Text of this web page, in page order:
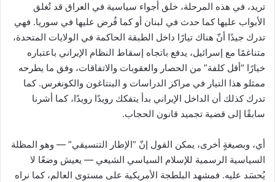
تريد، في هذه المرحلة، خلق أجواء سياسية في العراق قد تُغلق
الأبواب عليها كما حدث في لبنان أو كما فُرض عليها في سوريا. فهي
تدرك جيدًا أنّ هناك تيارًا داخل الطبقة الحاكمة في الولايات المتحدة،
متناغمًا مع إسرائيل، يدفع باتجاه إسقاط النظام الإيراني باعتباره
خيارًا “أقل كلفة” من الحصار والعقوبات والاتفاقات، وفق ما يطرحه
ممثلو هذا التيار في مراكز الدراسات و البنتاغون والكونغرس. كما
تدرك كذلك أن الداخل الإيراني بدأ يتفكك رويدًا رويدًا، كما أشرنا
سابقًا إلى قضية تجميد قانون الحجاب.
أي، وبصيغةٍ أخرى، يمكن القول إنّ “الإطار التنسيقي” — وهو المظلة
السياسية الرسمية للإسلام السياسي الشيعي — يعيش وضعًا لا
يُحسَد عليه. فمشهد البلطجة الأمريكية على مستوى العالم، كما نراه